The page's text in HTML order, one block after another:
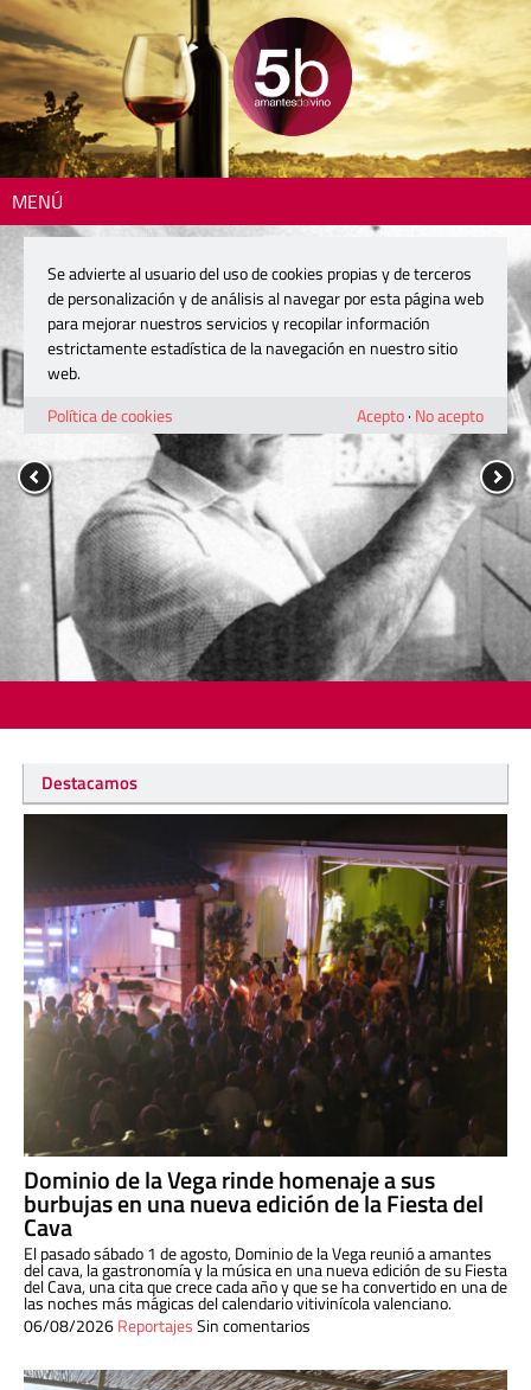
MENÚ
Destacamos
Dominio de la Vega rinde homenaje a sus
burbujas en una nueva edición de la Fiesta del
Cava
El pasado sábado 1 de agosto, Dominio de la Vega reunió a amantes
del cava, la gastronomía y la música en una nueva edición de su Fiesta
del Cava, una cita que crece cada año y que se ha convertido en una de
las noches más mágicas del calendario vitivinícola valenciano.
06/08/2026ReportajesSin comentarios
Se advierte al usuario del uso de cookies propias y de terceros
de personalización y de análisis al navegar por esta página web
para mejorar nuestros servicios y recopilar información
estrictamente estadística de la navegación en nuestro sitio
web.
Política de cookies
Acepto· No acepto